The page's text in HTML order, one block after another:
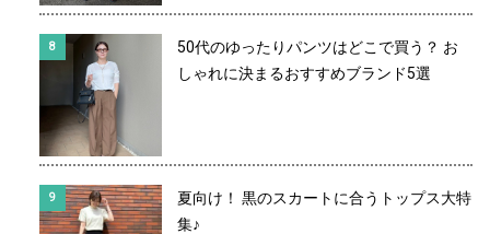
50代のゆったりパンツはどこで買う？ お
しゃれに決まるおすすめブランド5選
夏向け！ 黒のスカートに合うトップス大特
集♪